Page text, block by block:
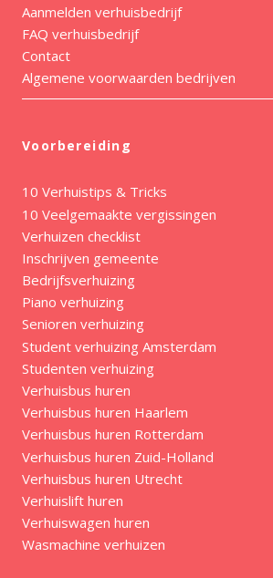
Aanmelden verhuisbedrijf
FAQ verhuisbedrijf
Contact
Algemene voorwaarden bedrijven
Voorbereiding
10 Verhuistips & Tricks
10 Veelgemaakte vergissingen
Verhuizen checklist
Inschrijven gemeente
Bedrijfsverhuizing
Piano verhuizing
Senioren verhuizing
Student verhuizing Amsterdam
Studenten verhuizing
Verhuisbus huren
Verhuisbus huren Haarlem
Verhuisbus huren Rotterdam
Verhuisbus huren Zuid-Holland
Verhuisbus huren Utrecht
Verhuislift huren
Verhuiswagen huren
Wasmachine verhuizen